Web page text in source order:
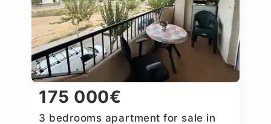
175 000€
3 bedrooms apartment for sale in